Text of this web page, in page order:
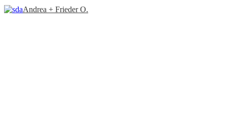
Andrea + Frieder O.